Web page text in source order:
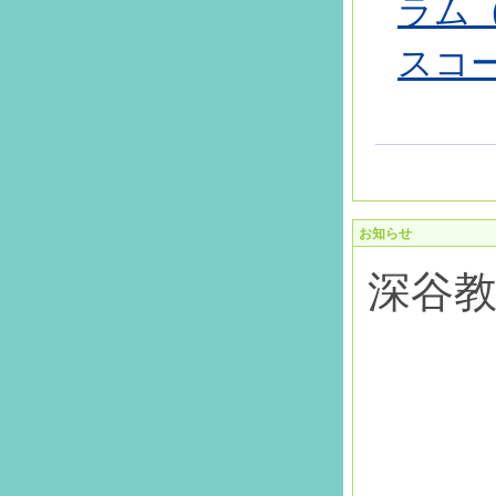
ラム
スコ
お知らせ
深谷